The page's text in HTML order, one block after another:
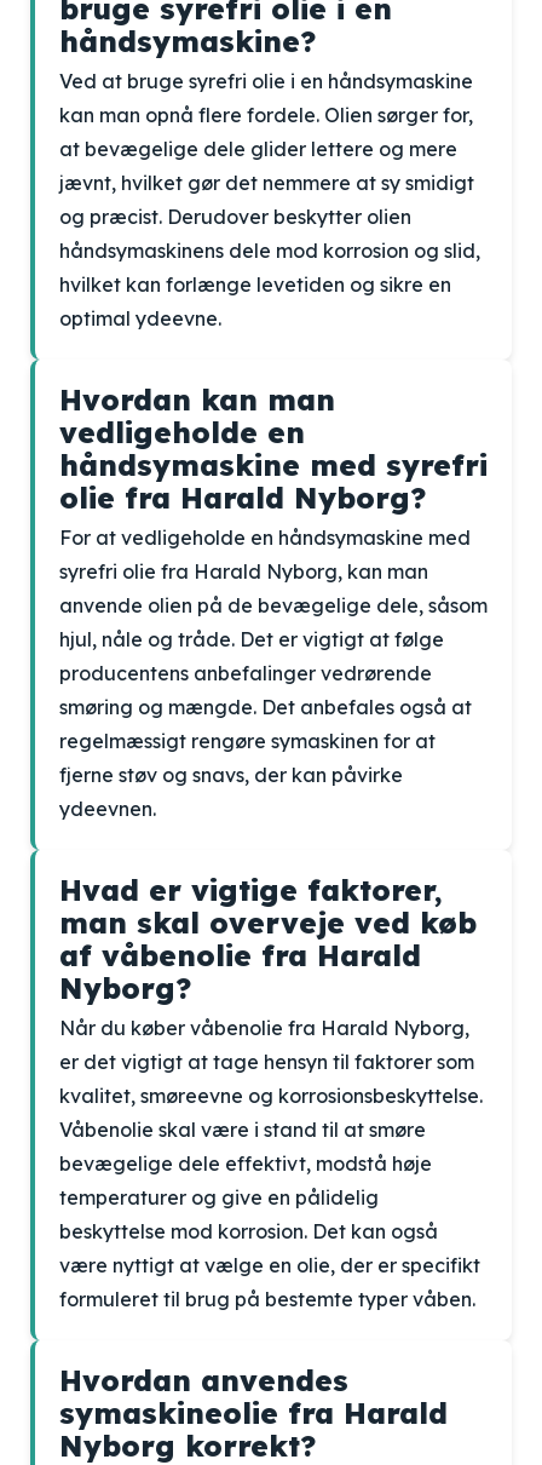
bruge syrefri olie i en
håndsymaskine?
Ved at bruge syrefri olie i en håndsymaskine
kan man opnå flere fordele. Olien sørger for,
at bevægelige dele glider lettere og mere
jævnt, hvilket gør det nemmere at sy smidigt
og præcist. Derudover beskytter olien
håndsymaskinens dele mod korrosion og slid,
hvilket kan forlænge levetiden og sikre en
optimal ydeevne.
Hvordan kan man
vedligeholde en
håndsymaskine med syrefri
olie fra Harald Nyborg?
For at vedligeholde en håndsymaskine med
syrefri olie fra Harald Nyborg, kan man
anvende olien på de bevægelige dele, såsom
hjul, nåle og tråde. Det er vigtigt at følge
producentens anbefalinger vedrørende
smøring og mængde. Det anbefales også at
regelmæssigt rengøre symaskinen for at
fjerne støv og snavs, der kan påvirke
ydeevnen.
Hvad er vigtige faktorer,
man skal overveje ved køb
af våbenolie fra Harald
Nyborg?
Når du køber våbenolie fra Harald Nyborg,
er det vigtigt at tage hensyn til faktorer som
kvalitet, smøreevne og korrosionsbeskyttelse.
Våbenolie skal være i stand til at smøre
bevægelige dele effektivt, modstå høje
temperaturer og give en pålidelig
beskyttelse mod korrosion. Det kan også
være nyttigt at vælge en olie, der er specifikt
formuleret til brug på bestemte typer våben.
Hvordan anvendes
symaskineolie fra Harald
Nyborg korrekt?